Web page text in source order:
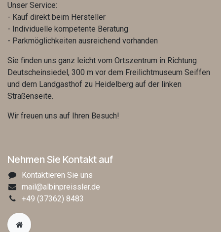
Unser Service:
- Kauf direkt beim Hersteller
- Individuelle kompetente Beratung
- Parkmöglichkeiten ausreichend vorhanden
Sie finden uns ganz leicht vom Ortszentrum in Richtung
Deutscheinsiedel, 300 m vor dem Freilichtmuseum Seiffen
und dem Landgasthof zu Heidelberg auf der linken
Straßenseite.
Wir freuen uns auf Ihren Besuch!
Nehmen Sie Kontakt auf
Kontaktieren Sie uns
mail@albinpreissler.de
+49 (37362) 8483